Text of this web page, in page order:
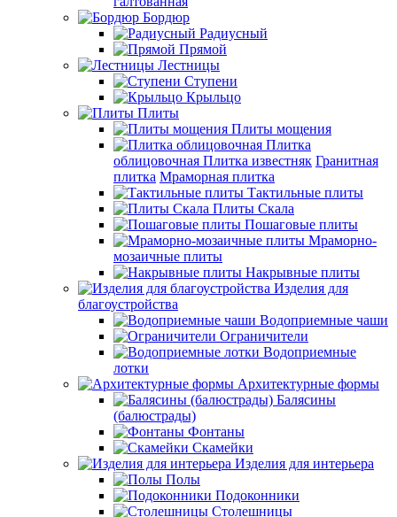
Бордюр
Радиусный
Прямой
Лестницы
Ступени
Крыльцо
Плиты
Плиты мощения
Плитка
облицовочная Плитка известняк Гранитная
плитка Мраморная плитка
Тактильные плиты
Плиты Скала
Пошаговые плиты
Мраморно-
мозаичные плиты
Накрывные плиты
Изделия для
благоустройства
Водоприемные чаши
Ограничители
Водоприемные
лотки
Архитектурные формы
Балясины
(балюстрады)
Фонтаны
Скамейки
Изделия для интерьера
Полы
Подоконники
Столешницы